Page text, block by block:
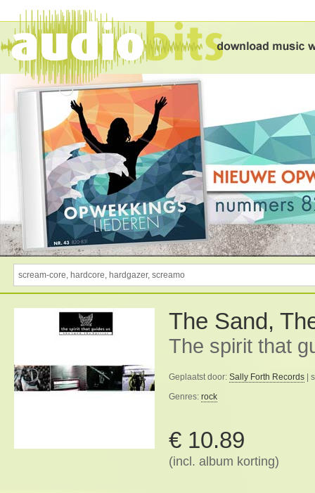
The Sand,
The spirit that
Geplaatst door: Sally Forth Records |
Genres: rock
€ 10.89
(incl. album korting)